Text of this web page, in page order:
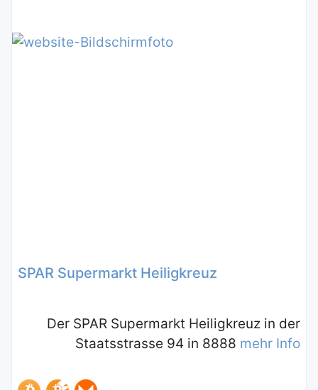
SPAR Supermarkt Heiligkreuz
Der SPAR Supermarkt Heiligkreuz in der
Staatsstrasse 94 in 8888 mehr Info